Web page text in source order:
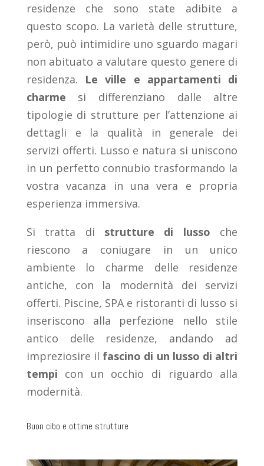
residenze che sono state adibite a
questo scopo. La varietà delle strutture,
però, può intimidire uno sguardo magari
non abituato a valutare questo genere di
residenza. Le ville e appartamenti di
charme si differenziano dalle altre
tipologie di strutture per l’attenzione ai
dettagli e la qualità in generale dei
servizi offerti. Lusso e natura si uniscono
in un perfetto connubio trasformando la
vostra vacanza in una vera e propria
esperienza immersiva.
Si tratta di strutture di lusso che
riescono a coniugare in un unico
ambiente lo charme delle residenze
antiche, con la modernità dei servizi
offerti. Piscine, SPA e ristoranti di lusso si
inseriscono alla perfezione nello stile
antico delle residenze, andando ad
impreziosire il fascino di un lusso di altri
tempi con un occhio di riguardo alla
modernità.
Buon cibo e ottime strutture